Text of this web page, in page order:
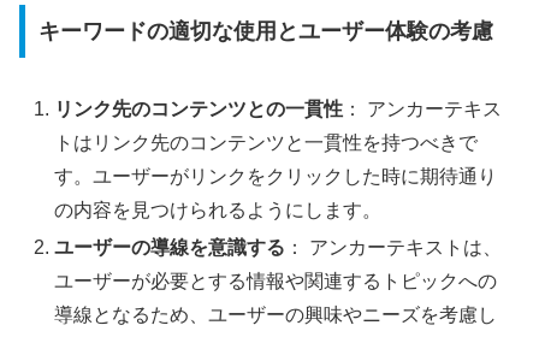
キーワードの適切な使用とユーザー体験の考慮
リンク先のコンテンツとの一貫性 ： アンカーテキス
トはリンク先のコンテンツと一貫性を持つべきで
す。ユーザーがリンクをクリックした時に期待通り
の内容を見つけられるようにします。
ユーザーの導線を意識する ： アンカーテキストは、
ユーザーが必要とする情報や関連するトピックへの
導線となるため、ユーザーの興味やニーズを考慮し